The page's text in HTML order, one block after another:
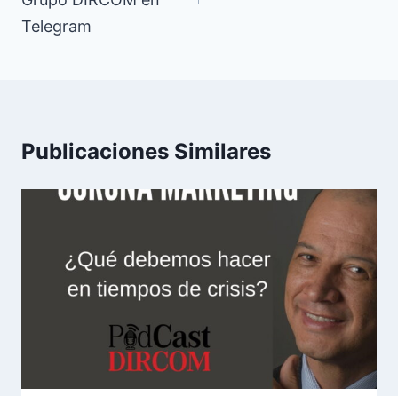
Telegram
Publicaciones Similares